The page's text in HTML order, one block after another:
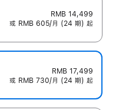
RMB 14,499
或 RMB 605/月 (24 期) 起
RMB 17,499
或 RMB 730/月 (24 期) 起